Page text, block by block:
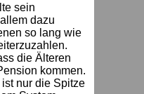
sein
dazu
so lang wie
die Älteren
kommen.
nur die Spitze